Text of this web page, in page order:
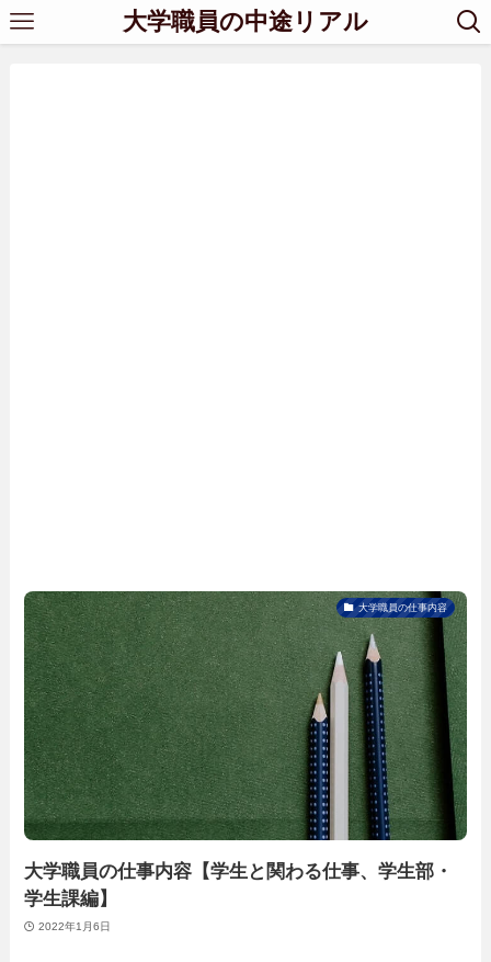
大学職員の中途リアル
大学職員の仕事内容
大学職員の仕事内容【学生と関わる仕事、学生部・
学生課編】
2022年1月6日